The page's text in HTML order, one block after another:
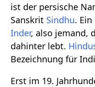
ist der persische
Sanskrit Sindhu. Ein
Inder, also jemand,
dahinter lebt.
Bezeichnung für
Erst im 19.